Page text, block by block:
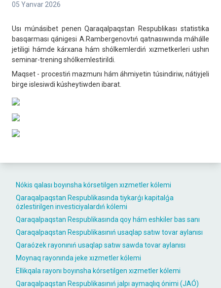
Nókis qalası boyınsha kórsetilgen xızmetler kólemi
Qaraqalpaqstan Respublikasında tiykarǵı kapitalǵa
ózlestirilgen investiciyalardıń kólemi
Qaraqalpaqstan Respublikasında qoy hám eshkiler bas sanı
Qaraqalpaqstan Respublikasınıń usaqlap satıw tovar aylanısı
Qaraózek rayonınıń usaqlap satıw sawda tovar aylanısı
Moynaq rayonında jeke xızmetler kólemi
Ellikqala rayonı boyınsha kórsetilgen xızmetler kólemi
Qaraqalpaqstan Respublikasınıń jalpı aymaqlıq ónimi (JAÓ)
05 Yanvar 2026
Usı múnásibet penen Qaraqalpaqstan Respublikası statistika
basqarması qánigesi A.Rambergenovtıń qatnasıwında máhálle
jetiligi hámde kárxana hám shólkemlerdiń xızmetkerleri ushın
seminar-trening shólkemlestirildi.
Maqset - procestiń mazmunı hám áhmiyetin túsindiriw, nátiyjeli
birge islesiwdi kúsheytiwden ibarat.